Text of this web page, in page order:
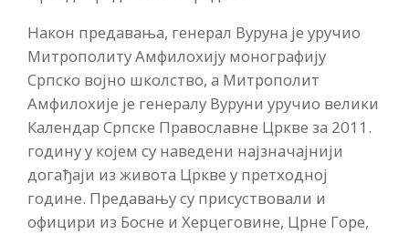
Након предавања, генерал Вуруна је уручио
Митрополиту Амфилохију монографију
Српско војно школство, а Митрополит
Амфилохије је генералу Вуруни уручио велики
Календар Српске Православне Цркве за 2011.
годину у којем су наведени најзначајнији
догађаји из живота Цркве у претходној
године. Предавању су присуствовали и
официри из Босне и Херцеговине, Црне Горе,